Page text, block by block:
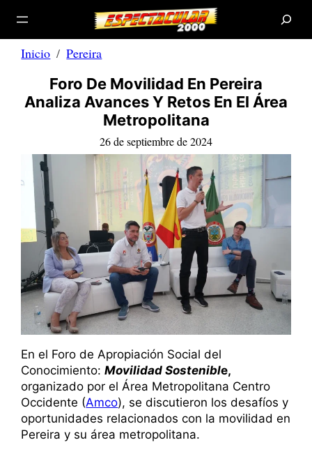
Saltar
contenido
a
Inicio Pereira
Foro De Movilidad En Pereira
Analiza Avances Y Retos En El Área
Metropolitana
26 de septiembre de 2024
En el Foro de Apropiación Social del
Conocimiento:Movilidad Sostenible,
organizado por el Área Metropolitana Centro
Occidente (Amco), se discutieron los desafíos y
oportunidades relacionados con la movilidad en
Pereira y su área metropolitana.